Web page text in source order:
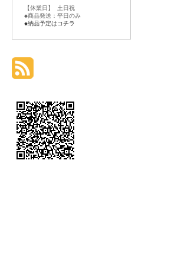
【休業日】 土日祝
◆商品発送：平日のみ
◆納品予定はコチラ